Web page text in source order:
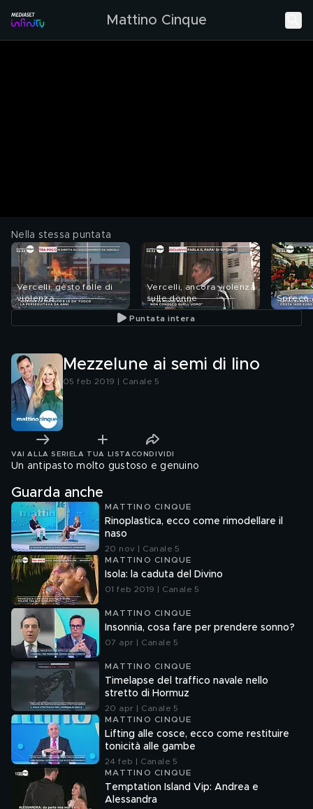
Mattino Cinque
Nella stessa puntata
Vercelli, gesto folle di
violenza
Vercelli, ancora violenza
sulle donne
Spreco
Puntata intera
Mezzelune ai semi di lino
05 feb 2019 | Canale 5
VAI ALLA SERIE LA TUA LISTA CONDIVIDI
Un antipasto molto gustoso e genuino
Guarda anche
MATTINO CINQUE
Rinoplastica, ecco come rimodellare il
naso
20 nov | Canale 5
MATTINO CINQUE
Isola: la caduta del Divino
01 feb 2019 | Canale 5
MATTINO CINQUE
Insonnia, cosa fare per prendere sonno?
07 apr | Canale 5
MATTINO CINQUE
Timelapse del traffico navale nello
stretto di Hormuz
20 apr | Canale 5
MATTINO CINQUE
Lifting alle cosce, ecco come restituire
tonicità alle gambe
24 feb | Canale 5
MATTINO CINQUE
Temptation Island Vip: Andrea e
Alessandra